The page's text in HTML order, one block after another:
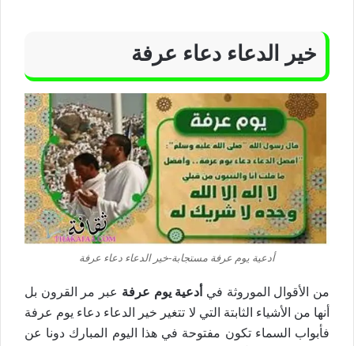
خير الدعاء دعاء عرفة
أدعية يوم عرفة مستجابة-خير الدعاء دعاء عرفة
من الأقوال الموروثة في أدعية يوم عرفة عبر مر القرون بل
أنها من الأشياء الثابتة التي لا تتغير خير الدعاء دعاء يوم عرفة
فأبواب السماء تكون مفتوحة في هذا اليوم المبارك دونا عن